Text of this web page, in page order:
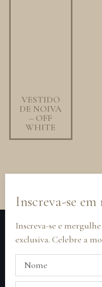
VESTIDO
DE NOIVA
– OFF
WHITE
Inscreva-se
Inscreva-se e
exclusiva. Celebre a